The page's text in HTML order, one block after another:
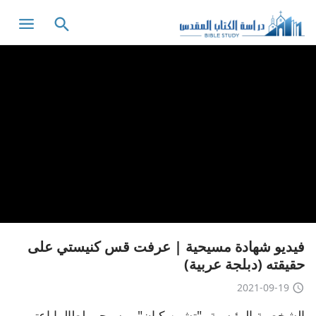
فيديو شهادة مسيحية | عرفت قس كنيستي على
حقيقته (دبلجة عربية)
2021-09-19